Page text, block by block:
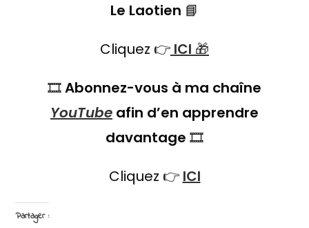
Le Laotien 📘
Cliquez 👉 ICI 🎁
🎞️Abonnez-vous à ma chaîne
YouTube afin d’en apprendre
davantage 🎞️
Cliquez 👉 ICI
Partager :